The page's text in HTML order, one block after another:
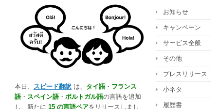
言
語
ペ
ア
が
本日、 スピード翻訳 は、 タイ語・ フランス
語・ スペイン語・ ポルトガル語の言語を追加
し、新たに 15 の言語ペアをリリースしまし
お知らせ
キャンペーン
サービス全般
その他
プレスリリース
小ネタ
履歴書